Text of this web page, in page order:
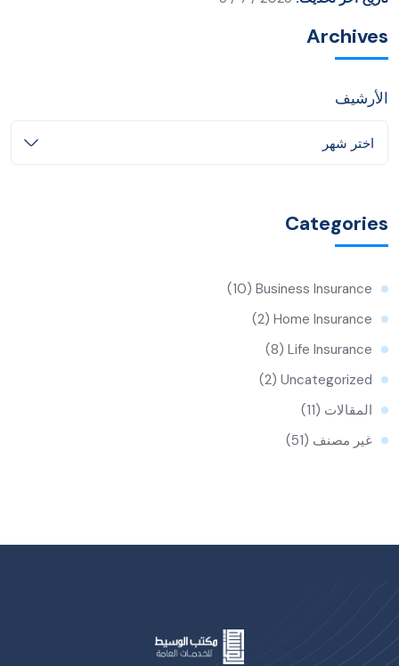
Archives
الأرشيف
اختر شهر
Categories
Business Insurance
(10)
Home Insurance
(2)
Life Insurance
(8)
Uncategorized
(2)
المقالات (11)
غير مصنف (51)